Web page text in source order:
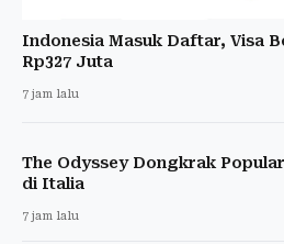
Indonesia Masuk Daftar, Visa
Rp327 Juta
7 jam lalu
The Odyssey Dongkrak
di Italia
7 jam lalu